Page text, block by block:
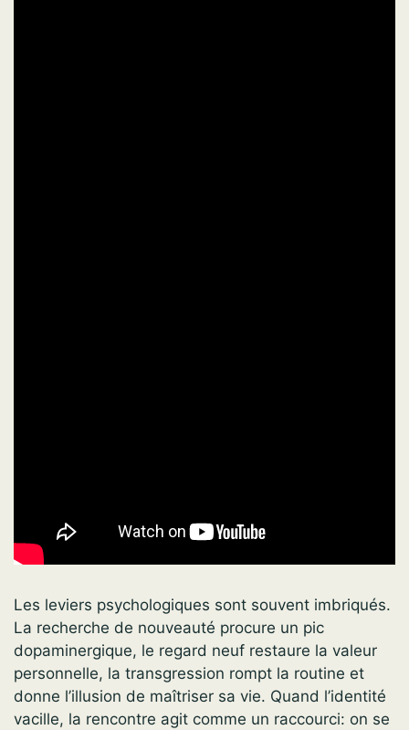
Les leviers psychologiques sont souvent imbriqués.
La recherche de nouveauté procure un pic
dopaminergique, le regard neuf restaure la valeur
personnelle, la transgression rompt la routine et
donne l’illusion de maîtriser sa vie. Quand l’identité
vacille, la rencontre agit comme un raccourci: on se